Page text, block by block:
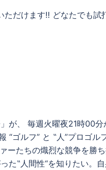
だけます‼ どなたでも試
が、 毎週火曜夜21時00分
“ゴルフ” と ‟人”プロゴル
ーたちの熾烈な競争を勝
た‟人間性“を知りたい。